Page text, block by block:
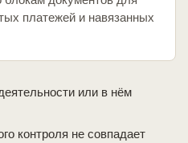
платежей и навязанных
или в нём
контроля не совпадает